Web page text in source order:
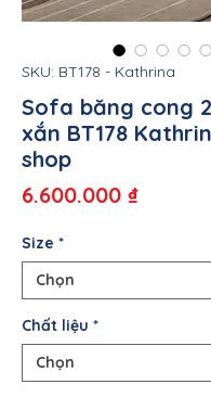
SKU: BT178 - Kathrina
Sofa băng cong
xắn BT178
shop
6.600.000 ₫Giá
Size *
Chất liệu *